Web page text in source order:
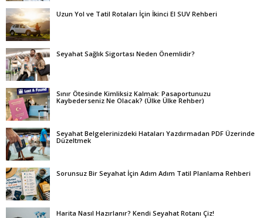
Uzun Yol ve Tatil Rotaları İçin İkinci El SUV Rehberi
Seyahat Sağlık Sigortası Neden Önemlidir?
Sınır Ötesinde Kimliksiz Kalmak: Pasaportunuzu
Kaybederseniz Ne Olacak? (Ülke Ülke Rehber)
Seyahat Belgelerinizdeki Hataları Yazdırmadan PDF Üzerinde
Düzeltmek
Sorunsuz Bir Seyahat İçin Adım Adım Tatil Planlama Rehberi
Harita Nasıl Hazırlanır? Kendi Seyahat Rotanı Çiz!